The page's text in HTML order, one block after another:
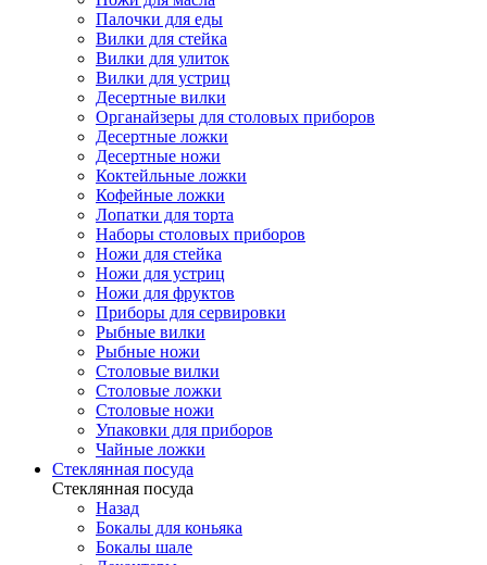
Палочки для еды
Вилки для стейка
Вилки для улиток
Вилки для устриц
Десертные вилки
Органайзеры для столовых приборов
Десертные ложки
Десертные ножи
Коктейльные ложки
Кофейные ложки
Лопатки для торта
Наборы столовых приборов
Ножи для стейка
Ножи для устриц
Ножи для фруктов
Приборы для сервировки
Рыбные вилки
Рыбные ножи
Столовые вилки
Столовые ложки
Столовые ножи
Упаковки для приборов
Чайные ложки
Стеклянная посуда
Стеклянная посуда
Назад
Бокалы для коньяка
Бокалы шале